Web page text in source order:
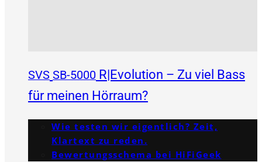
SVS SB-5000 R|Evolution – Zu viel Bass
für meinen Hörraum?
Wie testen wir eigentlich? Zeit,
Klartext zu reden.
Bewertungs­schema bei HiFiGeek